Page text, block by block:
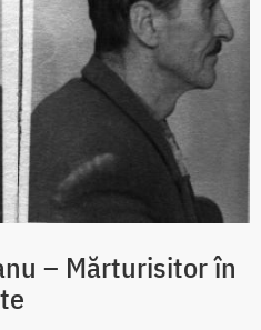
– Mărturisitor în